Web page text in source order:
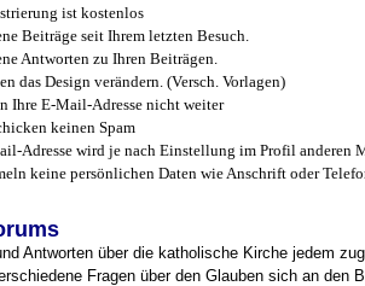
ist kostenlos
Beiträge seit Ihrem letzten Besuch.
Antworten zu Ihren Beiträgen.
das Design verändern. (Versch. Vorlagen)
Ihre E-Mail-Adresse nicht weiter
keinen Spam
Adresse wird je nach Einstellung im Profil anderen
keine persönlichen Daten wie Anschrift oder
Antworten über die katholische Kirche jedem
Fragen über den Glauben sich an